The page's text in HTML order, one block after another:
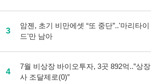
3
암젠, 초기 비만에셋 “또 중단”..'마리타이
드'만 남아
4
7월 비상장 바이오투자, 3곳 892억..”상장
사 조달제로(0)”